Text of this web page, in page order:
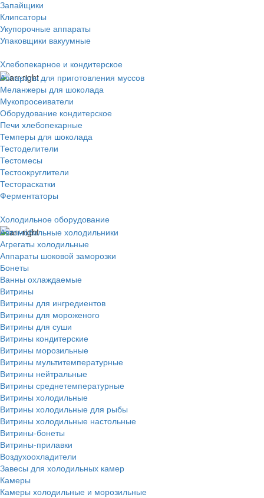
Запайщики
Клипсаторы
Укупорочные аппараты
Упаковщики вакуумные
Хлебопекарное и кондитерское
Аппараты для приготовления муссов
Меланжеры для шоколада
Мукопросеиватели
Оборудование кондитерское
Печи хлебопекарные
Темперы для шоколада
Тестоделители
Тестомесы
Тестоокруглители
Тестораскатки
Ферментаторы
Холодильное оборудование
Автомобильные холодильники
Агрегаты холодильные
Аппараты шоковой заморозки
Бонеты
Ванны охлаждаемые
Витрины
Витрины для ингредиентов
Витрины для мороженого
Витрины для суши
Витрины кондитерские
Витрины морозильные
Витрины мультитемпературные
Витрины нейтральные
Витрины среднетемпературные
Витрины холодильные
Витрины холодильные для рыбы
Витрины холодильные настольные
Витрины-бонеты
Витрины-прилавки
Воздухоохладители
Завесы для холодильных камер
Камеры
Камеры холодильные и морозильные